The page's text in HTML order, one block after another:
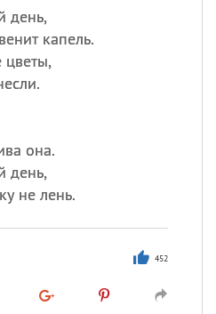
день,
капель.
она.
день,
не лень.
452